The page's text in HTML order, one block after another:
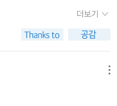
다. 게다가 몬스터 세계의
행을 떠나고, 절대 집에 오
복도 벽장에는 다 자란 것
몬스터에게 '그라'라는 이름
서 몬스터에 관한 책을 빌
함께 살면서 알게된 몬스터
습관, 실제 모습, 경험적
었다. 그리고 아이들은 몬스
는 내니 몬스터. 집안일도
미심쩍다. 먼지 가득한
지만 거부할 수 없는 상
찜. 엄마가 떠나고 도서관에
알게 된 몬스터의 특징과
더보기